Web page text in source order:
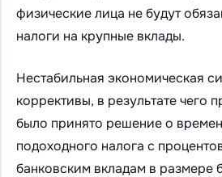
физические лица не будут
налоги на крупные вклады.
Нестабильная экономическая
коррективы, в результате чего
было принято решение о
подоходного налога с
банковским вкладам в размере